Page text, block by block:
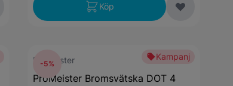
Köp
Kampanj
ProMeister
ProMeister Bromsvätska DOT 4
-5%